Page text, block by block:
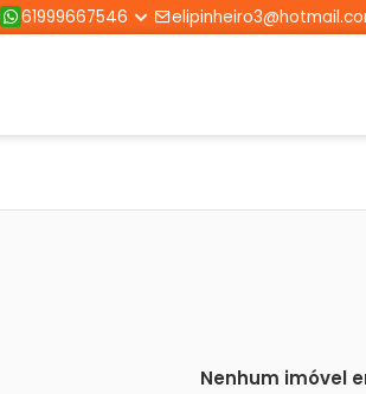
61999667546
Nenhum imóvel